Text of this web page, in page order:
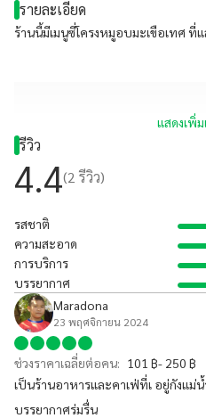
รายละเอียด
ร้านนี้มีเมนูซี่โครงหมูอบมะเขือเทศ ที่
แสดงเพิ่ม
รีวิว
4.4(2 รีวิว)
รสชาติ
ความสะอาด
การบริการ
บรรยากาศ
Maradona
23 พฤศจิกายน 2024
ช่วงราคาเฉลี่ยต่อคน: 101 ฿- 250 ฿
เป็นร้านอาหารและคาเฟ่ที่เ อยู่กังแม่
บรรยากาศร่มรื่น